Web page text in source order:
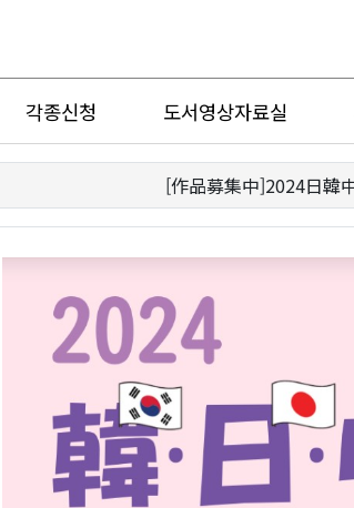
각종신청 도서영상자료실
[作品募集中]2024日韓